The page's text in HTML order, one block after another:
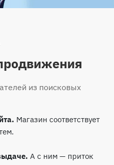
из поисковых
Магазин соответствует
А с ним — приток